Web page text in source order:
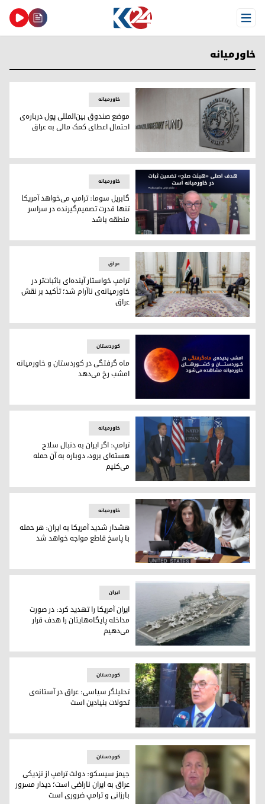
Open Menu
خاورمیانه
موضع صندوق بین‌المللی پول درباره‌ی احتمال اعطای کمک
خاورمیانه
موضع صندوق بین‌المللی پول درباره‌ی
احتمال اعطای کمک مالی به عراق
گابریل سوما: ترامپ می‌خواهد آمریکا تنها قدرت
خاورمیانه
گابریل سوما: ترامپ می‌خواهد آمریکا
تنها قدرت تصمیم‌گیرنده در سراسر
منطقه باشد
ترامپ خواستار آینده‌ای باثبات‌تر در خاورمیانه‌ی ناآرام شد؛
عراق
ترامپ خواستار آینده‌ای باثبات‌تر در
خاورمیانه‌ی ناآرام شد؛ تأکید بر نقش
عراق
ماه گرفتگی در کوردستان و خاورمیانه امشب رخ می‌دهد
کوردستان
ماه گرفتگی در کوردستان و خاورمیانه
امشب رخ می‌دهد
ترامپ: اگر ایران به دنبال سلاح هسته‌ای برود، دوباره به آن
خاورمیانه
ترامپ: اگر ایران به دنبال سلاح
هسته‌ای برود، دوباره به آن حمله
می‌کنیم
هشدار شدید آمریکا به ایران: هر حمله با پاسخ قاطع مواجه
خاورمیانه
هشدار شدید آمریکا به ایران: هر حمله
با پاسخ قاطع مواجه خواهد شد
ایران آمریکا را تهدید کرد: در صورت مداخله پایگاه‌هایتان را
ایران
ایران آمریکا را تهدید کرد: در صورت
مداخله پایگاه‌هایتان را هدف قرار
می‌دهیم
دکتر محمد احسان
کوردستان
تحلیلگر سیاسی: عراق در آستانه‌ی
تحولات بنیادین است
کوردستان
جیمز سیسکو: دولت ترامپ از نزدیکی
عراق به ایران ناراضی است؛ دیدار مسرور
بارزانی و ترامپ ضروری است